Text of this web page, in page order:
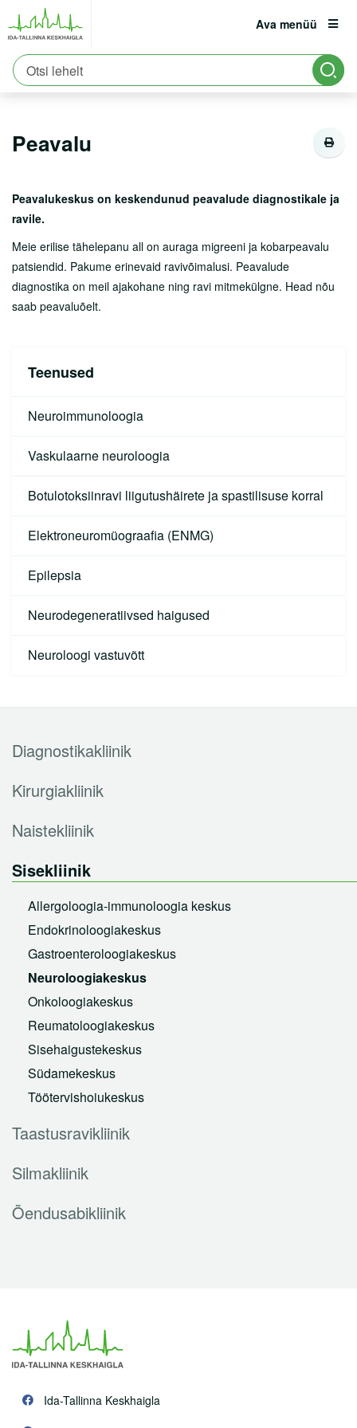
Ava menüü
est
Erakorraline abi
Tervisekool
Vastutuskindlustus
Viirushaiguste info
Vastuvõtule tulemine
Lähedasele
Sotsiaalnõustamine
Kliinikud
Diagnostikakliinik
Allergoloogia-immunoloogia keskus
Endokrinoloogiakeskus
Onkoloogiakeskus
Reumatoloogiakeskus
Töötervishoiukeskus
Taastusravikliinik
Silmakliinik
Õendusabikliinik
Patsiendi infomaterjalid
Tasulised teenused
Sõeluuringud
Tervisepaketid
Ukraina sõjapõgenikele
Abiks lahkunu omastele
Partnerile
Kontakt
6661900
Avaleht
Neuroloogiakeskus
Diagnostikakliinik
Kirurgiakliinik
Naistekliinik
Sisekliinik
Allergoloogia-immunoloogia keskus
Endokrinoloogiakeskus
Gastroenteroloogiakeskus
Neuroloogiakeskus
Onkoloogiakeskus
Reumatoloogiakeskus
Sisehaigustekeskus
Südamekeskus
Töötervishoiukeskus
Taastusravikliinik
Silmakliinik
Õendusabikliinik
Peavalu
Peavalukeskus on keskendunud peavalude diagnostikale ja
ravile.
Meie erilise tähelepanu all on auraga migreeni ja kobarpeavalu
patsiendid. Pakume erinevaid ravivõimalusi. Peavalude
diagnostika on meil ajakohane ning ravi mitmekülgne. Head nõu
saab peavaluõelt.
Teenused
Neuroimmunoloogia
Vaskulaarne neuroloogia
Botulotoksiinravi liigutushäirete ja spastilisuse korral
Elektroneuromüograafia (ENMG)
Epilepsia
Neurodegeneratiivsed haigused
Neuroloogi vastuvõtt
Ida-Tallinna Keskhaigla